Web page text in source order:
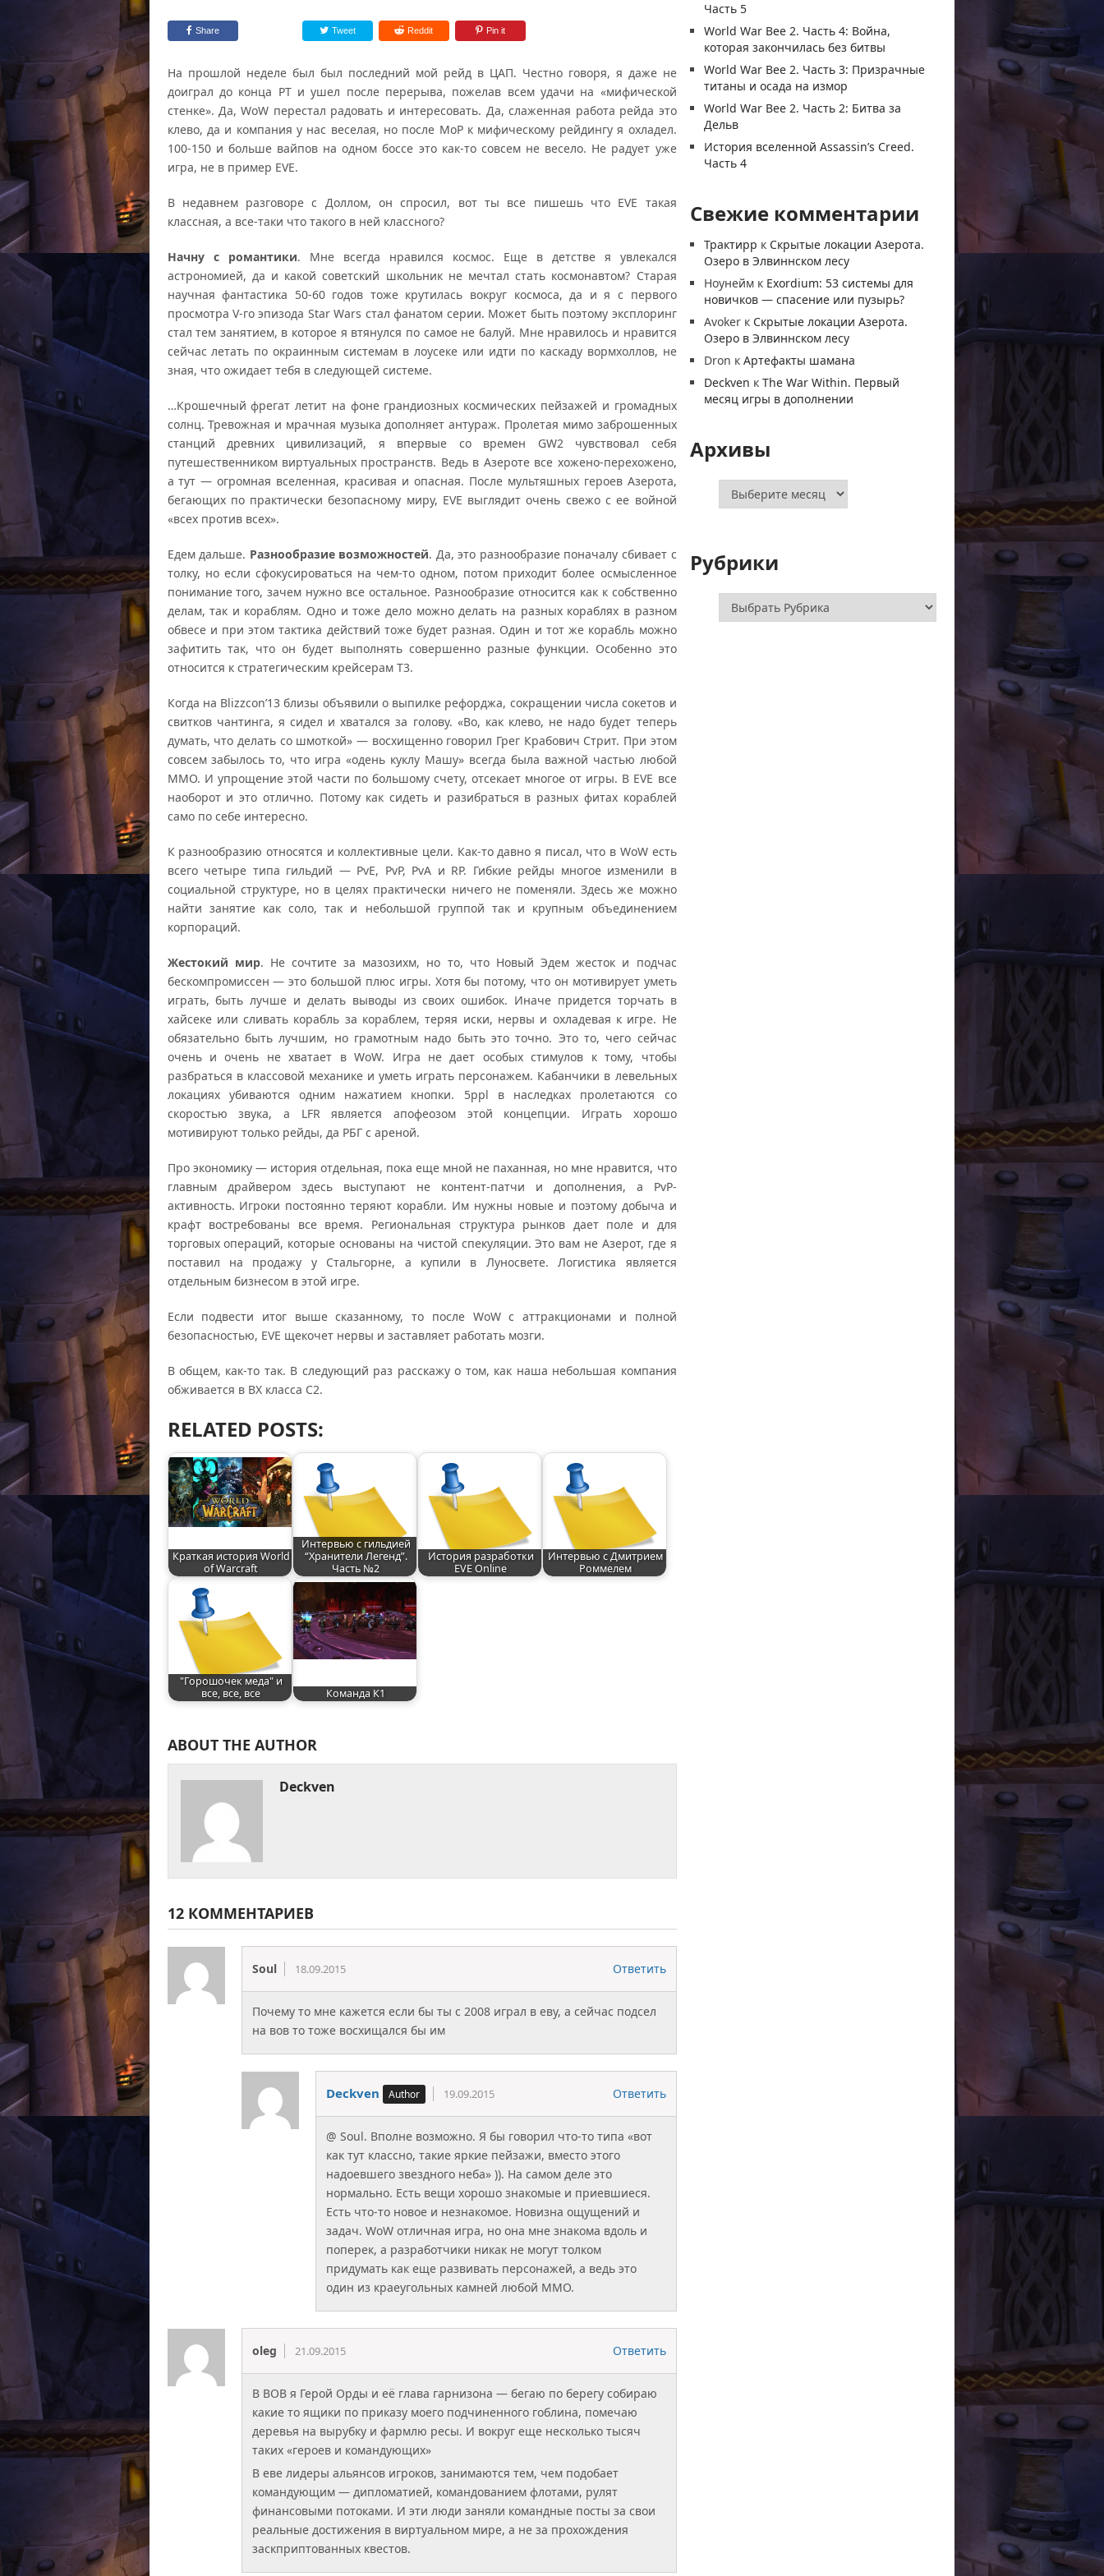
Share Tweet Reddit Pin it
На прошлой неделе был был последний мой рейд в ЦАП. Честно говоря, я даже не
доиграл до конца РТ и ушел после перерыва, пожелав всем удачи на «мифической
стенке». Да, WoW перестал радовать и интересовать. Да, слаженная работа рейда это
клево, да и компания у нас веселая, но после МоР к мифическому рейдингу я охладел.
100-150 и больше вайпов на одном боссе это как-то совсем не весело. Не радует уже
игра, не в пример EVE.
В недавнем разговоре с Доллом, он спросил, вот ты все пишешь что EVE такая
классная, а все-таки что такого в ней классного?
Начну с романтики. Мне всегда нравился космос. Еще в детстве я увлекался
астрономией, да и какой советский школьник не мечтал стать космонавтом? Старая
научная фантастика 50-60 годов тоже крутилась вокруг космоса, да и я с первого
просмотра V-го эпизода Star Wars стал фанатом серии. Может быть поэтому эксплоринг
стал тем занятием, в которое я втянулся по самое не балуй. Мне нравилось и нравится
сейчас летать по окраинным системам в лоусеке или идти по каскаду вормхоллов, не
зная, что ожидает тебя в следующей системе.
…Крошечный фрегат летит на фоне грандиозных космических пейзажей и громадных
солнц. Тревожная и мрачная музыка дополняет антураж. Пролетая мимо заброшенных
станций древних цивилизаций, я впервые со времен GW2 чувствовал себя
путешественником виртуальных пространств. Ведь в Азероте все хожено-перехожено,
а тут — огромная вселенная, красивая и опасная. После мультяшных героев Азерота,
бегающих по практически безопасному миру, EVE выглядит очень свежо с ее войной
«всех против всех».
Едем дальше. Разнообразие возможностей. Да, это разнообразие поначалу сбивает с
толку, но если сфокусироваться на чем-то одном, потом приходит более осмысленное
понимание того, зачем нужно все остальное. Разнообразие относится как к собственно
делам, так и кораблям. Одно и тоже дело можно делать на разных кораблях в разном
обвесе и при этом тактика действий тоже будет разная. Один и тот же корабль можно
зафитить так, что он будет выполнять совершенно разные функции. Особенно это
относится к стратегическим крейсерам Т3.
Когда на Blizzcon’13 близы объявили о выпилке рефорджа, сокращении числа сокетов и
свитков чантинга, я сидел и хватался за голову. «Во, как клево, не надо будет теперь
думать, что делать со шмоткой» — восхищенно говорил Грег Крабович Стрит. При этом
совсем забылось то, что игра «одень куклу Машу» всегда была важной частью любой
ММО. И упрощение этой части по большому счету, отсекает многое от игры. В EVE все
наоборот и это отлично. Потому как сидеть и разибраться в разных фитах кораблей
само по себе интересно.
К разнообразию относятся и коллективные цели. Как-то давно я писал, что в WoW есть
всего четыре типа гильдий — PvE, PvP, PvA и RP. Гибкие рейды многое изменили в
социальной структуре, но в целях практически ничего не поменяли. Здесь же можно
найти занятие как соло, так и небольшой группой так и крупным объединением
корпораций.
Жестокий мир. Не сочтите за мазозихм, но то, что Новый Эдем жесток и подчас
бескомпромиссен — это большой плюс игры. Хотя бы потому, что он мотивирует уметь
играть, быть лучше и делать выводы из своих ошибок. Иначе придется торчать в
хайсеке или сливать корабль за кораблем, теряя иски, нервы и охладевая к игре. Не
обязательно быть лучшим, но грамотным надо быть это точно. Это то, чего сейчас
очень и очень не хватает в WoW. Игра не дает особых стимулов к тому, чтобы
разбраться в классовой механике и уметь играть персонажем. Кабанчики в левельных
локациях убиваются одним нажатием кнопки. 5ppl в наследках пролетаются со
скоростью звука, а LFR является апофеозом этой концепции. Играть хорошо
мотивируют только рейды, да РБГ с ареной.
Про экономику — история отдельная, пока еще мной не паханная, но мне нравится, что
главным драйвером здесь выступают не контент-патчи и дополнения, а PvP-
активность. Игроки постоянно теряют корабли. Им нужны новые и поэтому добыча и
крафт востребованы все время. Региональная структура рынков дает поле и для
торговых операций, которые основаны на чистой спекуляции. Это вам не Азерот, где я
поставил на продажу у Стальгорне, а купили в Луносвете. Логистика является
отдельным бизнесом в этой игре.
Если подвести итог выше сказанному, то после WoW с аттракционами и полной
безопасностью, EVE щекочет нервы и заставляет работать мозги.
В общем, как-то так. В следующий раз расскажу о том, как наша небольшая компания
обживается в ВХ класса С2.
RELATED POSTS:
Краткая история World
of Warcraft
Интервью с гильдией
“Хранители Легенд”.
Часть №2
История разработки
EVE Online
Интервью с Дмитрием
Роммелем
"Горошочек меда" и
все, все, все
Команда К1
ABOUT THE AUTHOR
Deckven
12 КОММЕНТАРИЕВ
Soul 18.09.2015 Ответить
Почему то мне кажется если бы ты с 2008 играл в еву, а сейчас подсел
на вов то тоже восхищался бы им
Deckven 19.09.2015 Ответить
@ Soul. Вполне возможно. Я бы говорил что-то типа «вот
как тут классно, такие яркие пейзажи, вместо этого
надоевшего звездного неба» )). На самом деле это
нормально. Есть вещи хорошо знакомые и приевшиеся.
Есть что-то новое и незнакомое. Новизна ощущений и
задач. WoW отличная игра, но она мне знакома вдоль и
поперек, а разработчики никак не могут толком
придумать как еще развивать персонажей, а ведь это
один из краеугольных камней любой ММО.
oleg 21.09.2015 Ответить
В ВОВ я Герой Орды и её глава гарнизона — бегаю по берегу собираю
какие то ящики по приказу моего подчиненного гоблина, помечаю
деревья на вырубку и фармлю ресы. И вокруг еще несколько тысяч
таких «героев и командующих»
В еве лидеры альянсов игроков, занимаются тем, чем подобает
командующим — дипломатией, командованием флотами, рулят
финансовыми потоками. И эти люди заняли командные посты за свои
реальные достижения в виртуальном мире, а не за прохождения
заскприптованных квестов.
Часть 5
World War Bee 2. Часть 4: Война,
которая закончилась без битвы
World War Bee 2. Часть 3: Призрачные
титаны и осада на измор
World War Bee 2. Часть 2: Битва за
Дельв
История вселенной Assassin’s Creed.
Часть 4
Свежие комментарии
Трактирр к Скрытые локации Азерота.
Озеро в Элвиннском лесу
Ноунейм к Exordium: 53 системы для
новичков — спасение или пузырь?
Avoker к Скрытые локации Азерота.
Озеро в Элвиннском лесу
Dron кАртефакты шамана
Deckven кThe War Within. Первый
месяц игры в дополнении
Архивы
Архивы
Рубрики
Рубрики